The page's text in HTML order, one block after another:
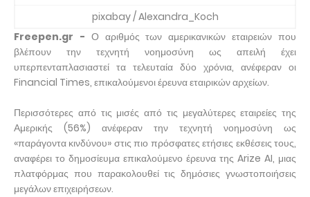
pixabay / Alexandra_Koch
Freepen.gr - Ο αριθμός των αμερικανικών εταιρειών που
βλέπουν την τεχνητή νοημοσύνη ως απειλή έχει
υπερπενταπλασιαστεί τα τελευταία δύο χρόνια, ανέφεραν οι
Financial Times, επικαλούμενοι έρευνα εταιρικών αρχείων.
Περισσότερες από τις μισές από τις μεγαλύτερες εταιρείες της
Αμερικής (56%) ανέφεραν την τεχνητή νοημοσύνη ως
«παράγοντα κινδύνου» στις πιο πρόσφατες ετήσιες εκθέσεις τους,
αναφέρει το δημοσίευμα επικαλούμενο έρευνα της Arize AI, μιας
πλατφόρμας που παρακολουθεί τις δημόσιες γνωστοποιήσεις
μεγάλων επιχειρήσεων.